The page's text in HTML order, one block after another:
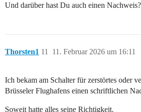
Und darüber hast Du auch einen Nachweis?
Thorsten1 11. Februar 2026 um 16:11
11
Ich bekam am Schalter für zerstörtes oder
Brüsseler Flughafens einen schriftlichen
Soweit hatte alles seine Richtigkeit.